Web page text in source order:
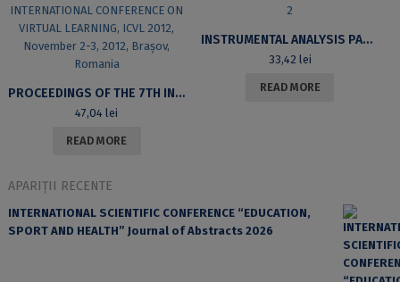
PROCEEDINGS OF THE 7TH INTERNATIONAL CONFERENCE ON VIRTUAL LEARNING, ICVL 2012, NOVEMBER 2-3, 2012, BRAȘOV, ROMANIA
47,04lei
READ MORE
INSTRUMENTAL ANALYSIS PART 2
33,42 lei
READ MORE
APARIȚII RECENTE
INTERNATIONAL SCIENTIFIC CONFERENCE “EDUCATION,
SPORT AND HEALTH” Journal of Abstracts 2026